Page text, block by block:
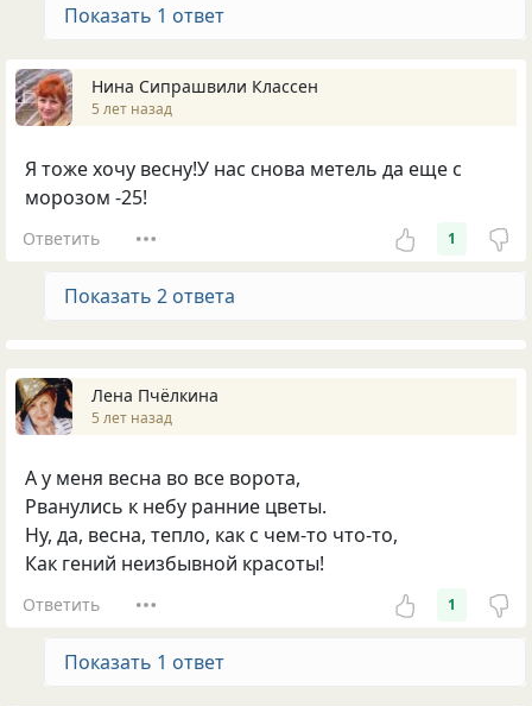
Показать 1 ответ
Нина Сипрашвили Классен
5 лет назад
Я тоже хочу весну!У нас снова метель да еще с
морозом -25!
Ответить 1
Показать 2 ответа
Лена Пчёлкина
5 лет назад
А у меня весна во все ворота,
Рванулись к небу ранние цветы.
Ну, да, весна, тепло, как с чем-то что-то,
Как гений неизбывной красоты!
Ответить 1
Показать 1 ответ